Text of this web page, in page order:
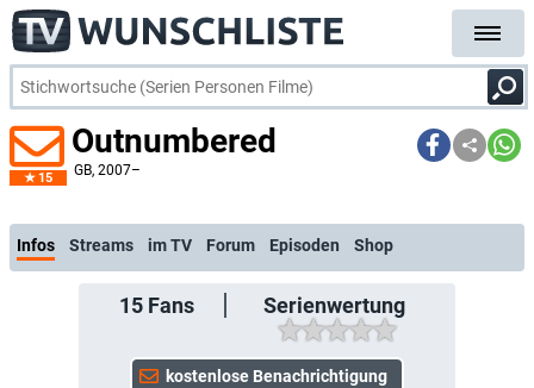
15
Outnumbered
GB, 2007–
26.05.: Neue Me
Infos Streams im TV Forum Episoden Shop
15Fans Serienwertung